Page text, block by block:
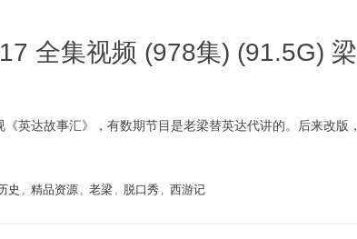
全集视频 (978集) (91.5G) 梁
英达故事汇》，有数期节目是老梁替英达代讲的。后来改版，
史 , 精品资源 , 老梁 , 脱口秀 , 西游记